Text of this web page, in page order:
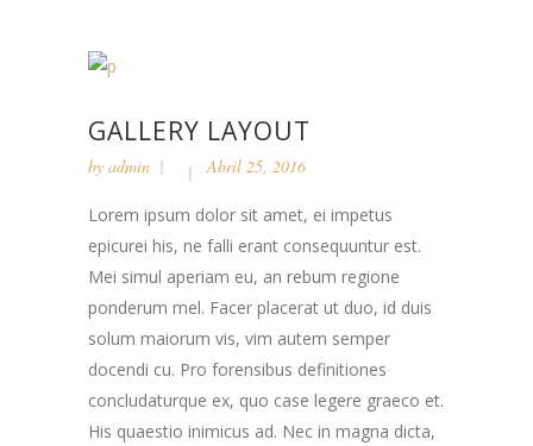
GALLERY LAYOUT
by admin Abril 25, 2016
Lorem ipsum dolor sit amet, ei impetus
epicurei his, ne falli erant consequuntur est.
Mei simul aperiam eu, an rebum regione
ponderum mel. Facer placerat ut duo, id duis
solum maiorum vis, vim autem semper
docendi cu. Pro forensibus definitiones
concludaturque ex, quo case legere graeco et.
His quaestio inimicus ad. Nec in magna dicta,